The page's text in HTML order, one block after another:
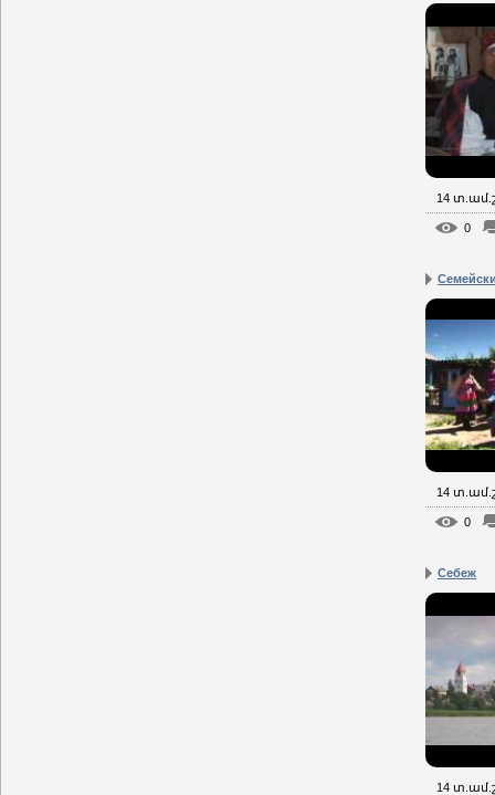
14
0
14
0
Себеж
14